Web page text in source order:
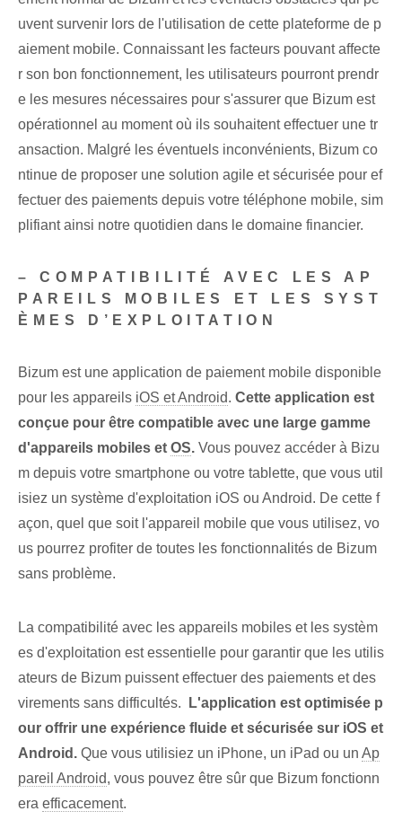
uvent survenir lors de l'utilisation de cette plateforme de p
aiement mobile. Connaissant les facteurs‌ pouvant affecte
r son bon fonctionnement, les utilisateurs pourront⁢ prendr
e les mesures⁤ nécessaires⁤ pour s'assurer que Bizum est
opérationnel au moment où ils souhaitent effectuer une⁢ tr
ansaction. Malgré les éventuels inconvénients, Bizum co
ntinue de proposer une solution agile et sécurisée pour ef
fectuer des paiements depuis votre téléphone mobile, sim
plifiant ainsi notre quotidien dans le domaine financier.
– COMPATIBILITÉ AVEC LES AP
PAREILS MOBILES ET LES SYST
ÈMES D’EXPLOITATION
Bizum est une application de paiement mobile disponible
pour les appareils iOS et Android. Cette application est
conçue pour être compatible avec une large gamme
d'appareils mobiles et OS. Vous pouvez accéder à Bizu
m depuis votre smartphone ou votre tablette, que vous util
isiez un système d'exploitation iOS ou Android. De cette f
açon, quel que soit l'appareil mobile que vous utilisez, vo
us pourrez profiter de toutes les fonctionnalités de Bizum
sans problème.
La compatibilité avec les appareils mobiles et les systèm
es d'exploitation est essentielle pour garantir que les utilis
ateurs de Bizum puissent effectuer des paiements et des
virements sans difficultés. ⁢
L'application est optimisée p
our offrir une expérience fluide et sécurisée sur iOS et
Android. Que vous utilisiez un iPhone, un iPad ou un Ap
pareil Android, vous pouvez être sûr⁢ que Bizum fonctionn
era efficacement.